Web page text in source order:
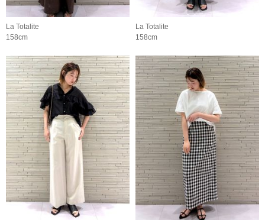
La Totalite
158cm
La Totalite
158cm